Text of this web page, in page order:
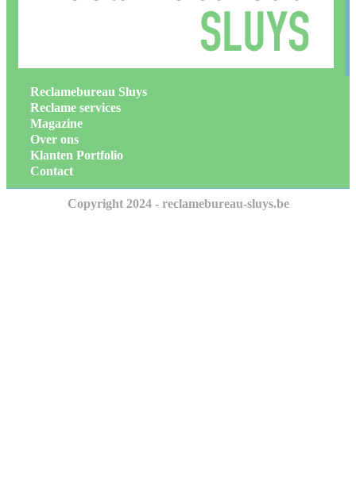
Reclamebureau Sluys
Reclame services
Magazine
Over ons
Klanten Portfolio
Contact
Copyright 2024 - reclamebureau-sluys.be